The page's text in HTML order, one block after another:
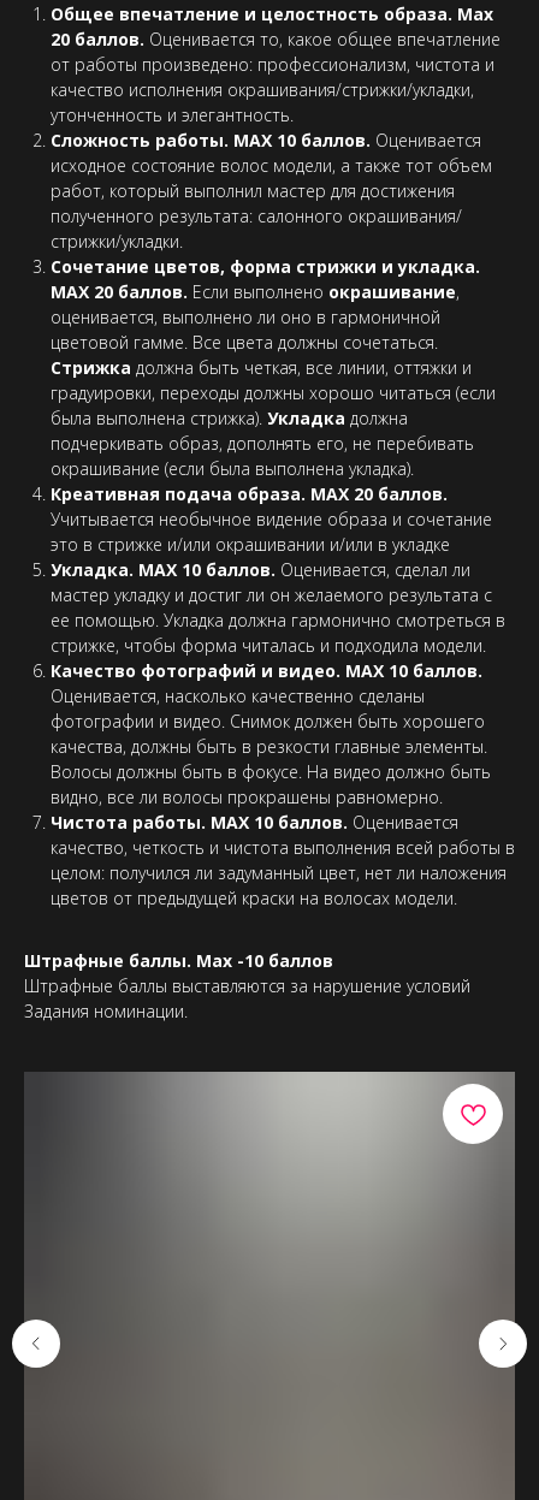
Общее впечатление и целостность образа. Max
20 баллов. Оценивается то, какое общее впечатление
от работы произведено: профессионализм, чистота и
качество исполнения окрашивания/стрижки/укладки,
утонченность и элегантность.
Сложность работы. МАХ 10 баллов. Оценивается
исходное состояние волос модели, а также тот объем
работ, который выполнил мастер для достижения
полученного результата: салонного окрашивания/
стрижки/укладки.
Сочетание цветов, форма стрижки и укладка.
МАХ 20 баллов. Если выполнено окрашивание,
оценивается, выполнено ли оно в гармоничной
цветовой гамме. Все цвета должны сочетаться.
Стрижка должна быть четкая, все линии, оттяжки и
градуировки, переходы должны хорошо читаться (если
была выполнена стрижка). Укладка должна
подчеркивать образ, дополнять его, не перебивать
окрашивание (если была выполнена укладка).
Креативная подача образа. МАХ 20 баллов.
Учитывается необычное видение образа и сочетание
это в стрижке и/или окрашивании и/или в укладке
Укладка. МАХ 10 баллов. Оценивается, сделал ли
мастер укладку и достиг ли он желаемого результата с
ее помощью. Укладка должна гармонично смотреться в
стрижке, чтобы форма читалась и подходила модели.
Качество фотографий и видео. МАХ 10 баллов.
Оценивается, насколько качественно сделаны
фотографии и видео. Снимок должен быть хорошего
качества, должны быть в резкости главные элементы.
Волосы должны быть в фокусе. На видео должно быть
видно, все ли волосы прокрашены равномерно.
Чистота работы. МАХ 10 баллов. Оценивается
качество, четкость и чистота выполнения всей работы в
целом: получился ли задуманный цвет, нет ли наложения
цветов от предыдущей краски на волосах модели.
Штрафные баллы. Max -10 баллов
Штрафные баллы выставляются за нарушение условий
Задания номинации.